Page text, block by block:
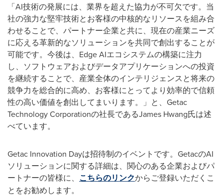
「AI技術の発展には、業界を超えた協力が不可欠です。当
社の強力な堅牢技術とお客様の中核的なリソースを組み合
わせることで、パートナー企業と共に、現在の産業ニーズ
に応える革新的なソリューションを共同で創出することが
可能です。今後は、 Edge AIエコシステムの構築に注力
し、ソフトウェアおよびデータアプリケーションへの投資
を継続することで、産業全体のインテリジェンスと将来の
競争力を総合的に高め、お客様にとってより効率的で信頼
性の高い価値を創出してまいります。」と、 Getac
Technology Corporationの社長であるJames Hwang氏は述
べています。
Getac Innovation Dayは招待制のイベントです。 GetacのAI
ソリューションに関する詳細は、関心のある企業およびパ
ートナーの皆様に、 こちらのリンクからご登録いただくこ
とをお勧めします。